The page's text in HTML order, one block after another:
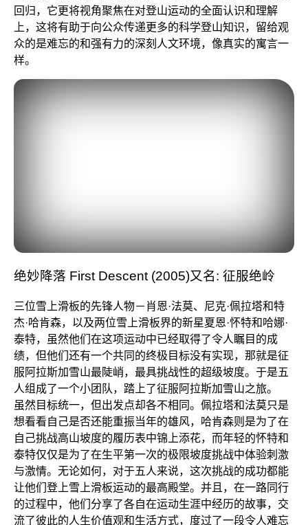
回归，它更将视角聚焦在对登山运动的全面认识和理解
上，这将有助于向公众传递更多的科学登山知识，留给观
众的是难忘的和强有力的深刻人文环境，像真实的寓言一
样。
绝妙降落 First Descent (2005)又名: 征服绝岭
三位雪上滑板的先锋人物－肖恩·法莫、尼克·佩拉塔和特
杰·哈肯森，以及两位雪上滑板界的新星夏恩·怀特和哈娜·
泰特，虽然他们在这项运动中已经取得了令人瞩目的成
绩，但他们还有一个共同的终极目标没有实现，那就是征
服阿拉斯加雪山最陡峭，最具挑战性的超级坡度。于是五
人组成了一个小团队，踏上了征服阿拉斯加雪山之旅。
虽然目标统一，但出发点却各不相同。佩拉塔和法莫只是
想看看自己是否还能重振当年的雄风，哈肯森则是为了在
自己挑战高山坡度的履历表中锦上添花，而年轻的怀特和
泰特仅仅是为了在生平第一次的极限坡度挑战中体验刺激
与激情。无论如何，对于五人来说，这次挑战的成功都能
让他们登上雪上滑板运动的最高殿堂。并且，在一路同行
的过程中，他们分享了各自在运动生涯中经历的故事，交
流了彼此的人生价值观和生活方式，度过了一段令人难忘